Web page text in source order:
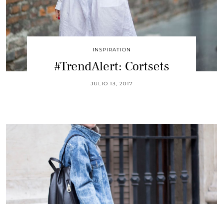
INSPIRATION
#TrendAlert: Cortsets
JULIO 13, 2017